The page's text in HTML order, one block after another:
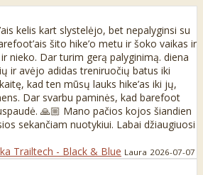
kelis kart slystelėjo, bet nepalyginsi su
šito hike’o metu ir šoko vaikas ir
nieko. Dar turim gerą palyginimą. diena
ir avėjo adidas treniruočių batus iki
kad ten mūsų lauks hike’as iki jų,
Dar svarbu paminės, kad barefoot
🙏🏼 Mano pačios kojos šiandien
sekančiam nuotykiui. Labai džiaugiuosi
Trailtech - Black & Blue Laura 2026-07-07